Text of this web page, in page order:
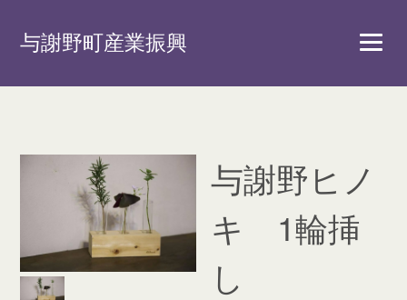
与謝野町産業振興
与謝野ヒノ
キ 1輪挿
し